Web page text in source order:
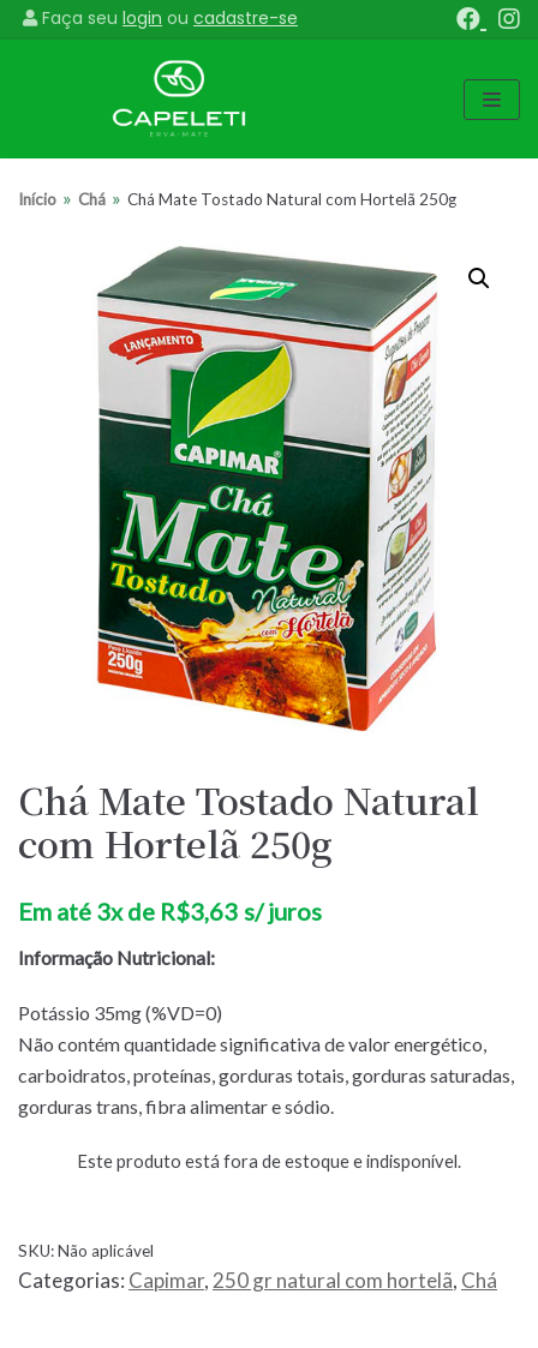
Faça seu login ou cadastre-se
Pular
Início » Chá » Chá Mate Tostado Natural com Hortelã 250g
Chá Mate Tostado Natural
com Hortelã 250g
Em até 3x de R$3,63 s/ juros
Informação Nutricional:
Potássio 35mg (%VD=0)
Não contém quantidade significativa de valor energético,
carboidratos, proteínas, gorduras totais, gorduras saturadas,
gorduras trans, fibra alimentar e sódio.
Este produto está fora de estoque e indisponível.
SKU:Não aplicável
Categorias: Capimar,250 gr natural com hortelã, Chá